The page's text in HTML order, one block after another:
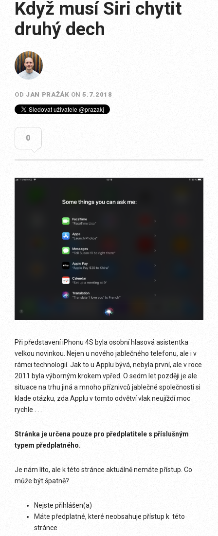
Když musí Siri chytit
druhý dech
OD JAN PRAŽÁK ON5.7.2018
0
Při představení iPhonu 4S byla osobní hlasová asistentka
velkou novinkou. Nejen u nového jablečného telefonu, ale i v
rámci technologií. Jak to u Applu bývá, nebyla první, ale v roce
2011 byla výborným krokem vpřed. O sedm let později je ale
situace na trhu jiná a mnoho příznivců jablečné společnosti si
klade otázku, zda Applu v tomto odvětví vlak neujíždí moc
rychle . . .
Stránka je určena pouze pro předplatitele s příslušným
typem předplatného.
Je nám líto, ale k této stránce aktuálně nemáte přístup. Co
může být špatně?
Nejste přihlášen(a)
Máte předplatné, které neobsahuje přístup k této
stránce